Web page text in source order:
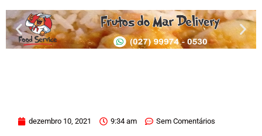
dezembro 10, 2021 9:34 am Sem Comentários